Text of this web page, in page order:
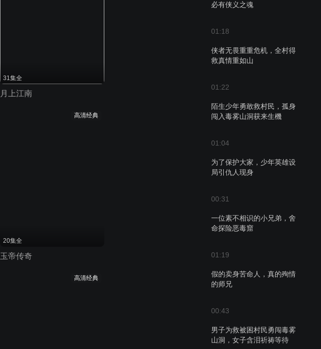
必有侠义之魂
01:18
侠者无畏重重危机，全村得
救真情重如山
01:22
陌生少年勇敢救村民，孤身
闯入毒雾山洞获来生機
01:04
为了保护大家，少年英雄设
局引仇人现身
00:31
一位素不相识的小兄弟，舍
命探险恶毒窟
01:19
假的卖身苦命人，真的殉情
的师兄
00:43
男子为救被困村民勇闯毒雾
山洞，女子含泪祈祷等待
31集全
月上江南
高清经典
20集全
玉帝传奇
高清经典